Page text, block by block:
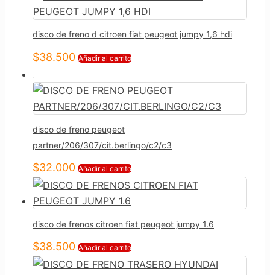
disco de freno d citroen fiat peugeot jumpy 1,6 hdi
$38.500 Añadir al carrito
disco de freno peugeot
partner/206/307/cit.berlingo/c2/c3
$32.000 Añadir al carrito
disco de frenos citroen fiat peugeot jumpy 1.6
$38.500 Añadir al carrito